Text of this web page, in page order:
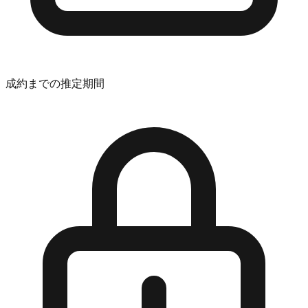
成約までの推定期間